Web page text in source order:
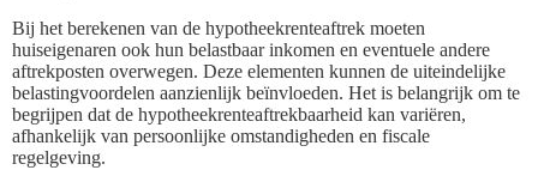
Bij het berekenen van de hypotheekrenteaftrek moeten
huiseigenaren ook hun belastbaar inkomen en eventuele andere
aftrekposten overwegen. Deze elementen kunnen de uiteindelijke
belastingvoordelen aanzienlijk beïnvloeden. Het is belangrijk om te
begrijpen dat de hypotheekrenteaftrekbaarheid kan variëren,
afhankelijk van persoonlijke omstandigheden en fiscale
regelgeving.